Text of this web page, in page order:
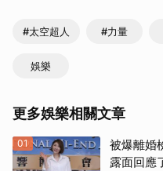
#太空超人 #力量
娛樂
更多娛樂相關文章
01
被爆離婚
露面回應